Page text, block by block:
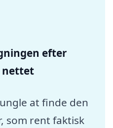
efter
nettet
at finde den
som rent faktisk